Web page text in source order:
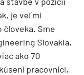
je veľmi
človeka. Sme
Slovakia,
ako 70
pracovníci,